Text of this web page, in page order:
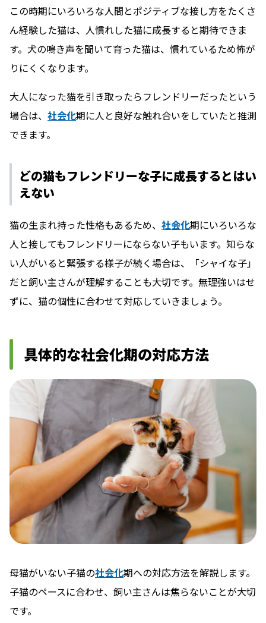
この時期にいろいろな人間とポジティブな接し方をたくさ
ん経験した猫は、人慣れした猫に成長すると期待できま
す。犬の鳴き声を聞いて育った猫は、慣れているため怖が
りにくくなります。
大人になった猫を引き取ったらフレンドリーだったという
場合は、 社会化期に人と良好な触れ合いをしていたと推測
できます。
どの猫もフレンドリーな子に成長するとはい
えない
猫の生まれ持った性格もあるため、 社会化期にいろいろな
人と接してもフレンドリーにならない子もいます。知らな
い人がいると緊張する様子が続く場合は、「シャイな子」
だと飼い主さんが理解することも大切です。無理強いはせ
ずに、猫の個性に合わせて対応していきましょう。
具体的な社会化期の対応方法
母猫がいない子猫の社会化期への対応方法を解説します。
子猫のペースに合わせ、飼い主さんは焦らないことが大切
です。